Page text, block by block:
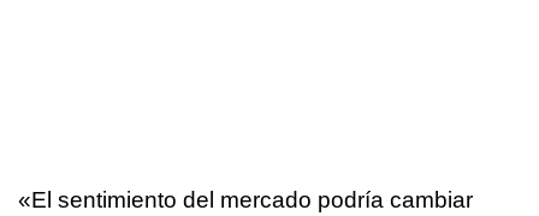
«El sentimiento del mercado podría cambiar